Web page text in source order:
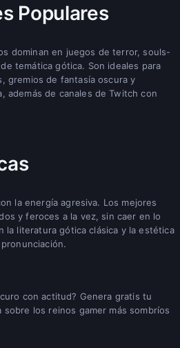
Populares
dominan en juegos de terror, souls-
temática gótica. Son ideales para
gremios de fantasía oscura y
además de canales de Twitch con
la energía agresiva. Los mejores
y feroces a la vez, sin caer en lo
la literatura gótica clásica y la estética
con actitud? Genera gratis tu
los reinos gamer más sombríos